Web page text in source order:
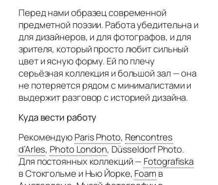
Перед нами образец современной
предметной поэзии. Работа убедительна и
для дизайнеров, и для фотографов, и для
зрителя, который просто любит сильный
цвет и ясную форму. Ей по плечу
серьёзная коллекция и большой зал — она
не потеряется рядом с минималистами и
выдержит разговор с историей дизайна.
Куда вести работу
РекомендуюParis Photo, Rencontres
d’Arles, Photo London, Düsseldorf Photo.
Для постоянных коллекций —Fotografiska
в Стокгольме и Нью Йорке, Foamв